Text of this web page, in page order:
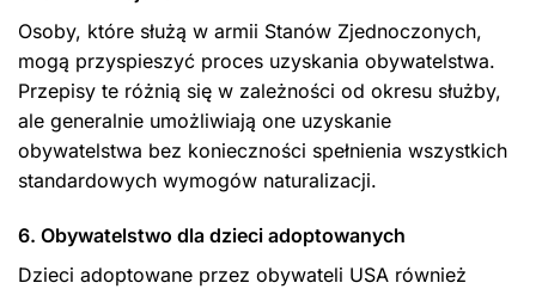
Osoby, które służą w armii Stanów Zjednoczonych,
mogą przyspieszyć proces uzyskania obywatelstwa.
Przepisy te różnią się w zależności od okresu służby,
ale generalnie umożliwiają one uzyskanie
obywatelstwa bez konieczności spełnienia wszystkich
standardowych wymogów naturalizacji.
6. Obywatelstwo dla dzieci adoptowanych
Dzieci adoptowane przez obywateli USA również